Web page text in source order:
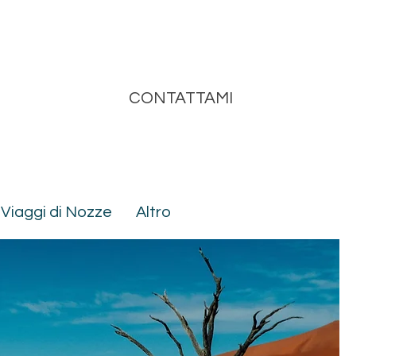
Viaggi di Nozze Altro
CONTATTAMI